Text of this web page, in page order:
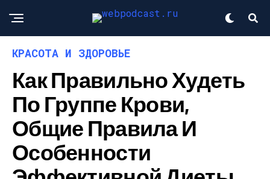
КРАСОТА И ЗДОРОВЬЕ
Как Правильно Худеть
По Группе Крови,
Общие Правила И
Особенности